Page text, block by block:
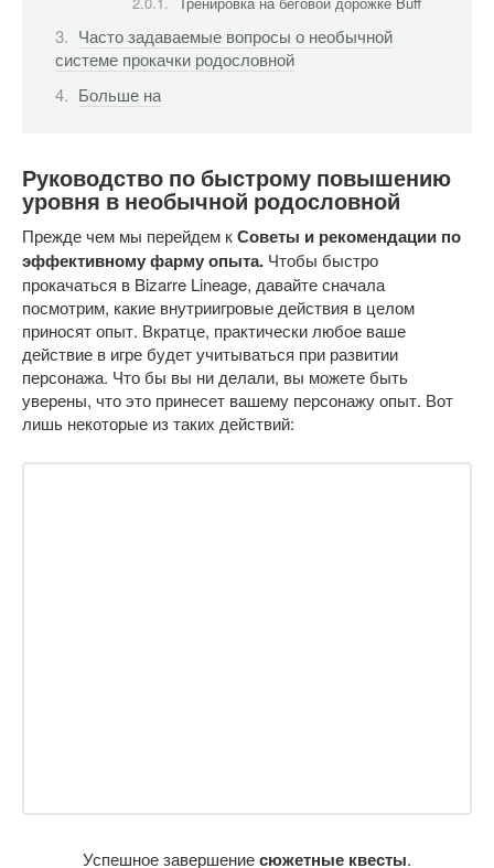
Часто задаваемые вопросы о необычной
системе прокачки родословной
Больше на
Руководство по быстрому повышению
уровня в необычной родословной
Прежде чем мы перейдем кСоветы и рекомендации по
эффективному фарму опыта. Чтобы быстро
прокачаться в Bizarre Lineage, давайте сначала
посмотрим, какие внутриигровые действия в целом
приносят опыт. Вкратце, практически любое ваше
действие в игре будет учитываться при развитии
персонажа. Что бы вы ни делали, вы можете быть
уверены, что это принесет вашему персонажу опыт. Вот
лишь некоторые из таких действий:
Успешное завершениесюжетные квесты.